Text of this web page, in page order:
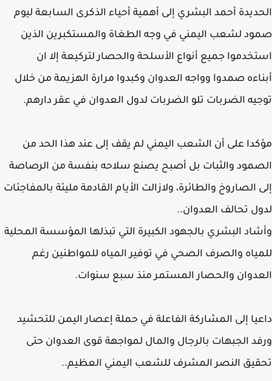
أحمد البشري إلى أهمية أحياء الذكرى السابعة ليوم
لشعب اليمني في وجه الطغاة والمستكبرين الذين
جميع أنواع الأسلحة والحصار لتركيعة إلا ان
صمدوا وواجه العدوان وكبدوا مرارة الهزيمة من خلال
الضربات تلو الضربات لدول العدوان في عقر دارهم.
على أن الشعب اليمني لم يقف إلى عند هذا الحد من
والثبات بل أصبح يصنع سلاحه بنفسة من الرصاصة
الصاروخ والطائرة، ولازالت الأيام القادمة مليئة بالمفاجئات
تحالف العدوان..
البشري بالجهود الكبيرة التي تبذلها المؤسسة المحلية
والصرف الصحي في توفير المياه للمواطنين رغم
والحصار المستمر منذ سبع سنوات.
إلى المشاركة الفاعلة في حملة إعصار اليمن للتحشيد
الجبهات بالرجال والمال لمواجهة قوى العدوان حتى
النصر المشرف للشعب اليمني العظيم..